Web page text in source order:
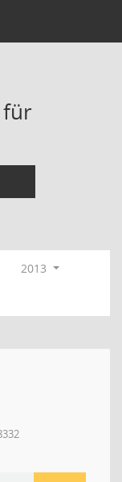
für
2013